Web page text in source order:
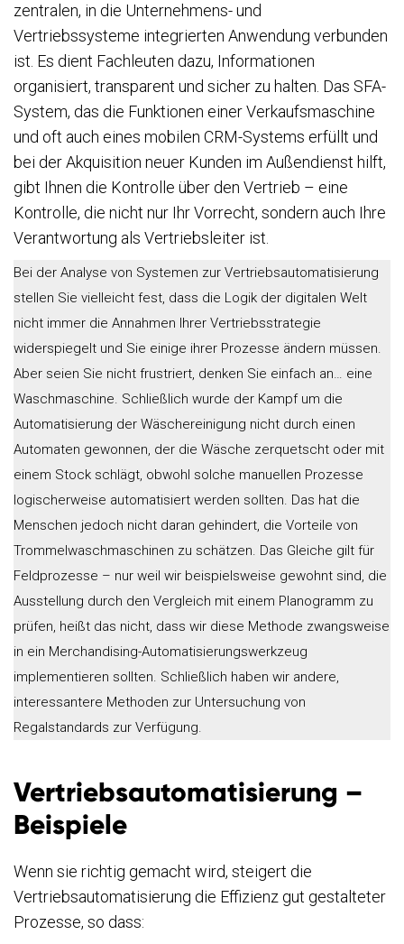
zentralen, in die Unternehmens- und
Vertriebssysteme integrierten Anwendung verbunden
ist. Es dient Fachleuten dazu, Informationen
organisiert, transparent und sicher zu halten. Das SFA-
System, das die Funktionen einer Verkaufsmaschine
und oft auch eines mobilen CRM-Systems erfüllt und
bei der Akquisition neuer Kunden im Außendienst hilft,
gibt Ihnen die Kontrolle über den Vertrieb – eine
Kontrolle, die nicht nur Ihr Vorrecht, sondern auch Ihre
Verantwortung als Vertriebsleiter ist.
Bei der Analyse von Systemen zur Vertriebsautomatisierung
stellen Sie vielleicht fest, dass die Logik der digitalen Welt
nicht immer die Annahmen Ihrer Vertriebsstrategie
widerspiegelt und Sie einige ihrer Prozesse ändern müssen.
Aber seien Sie nicht frustriert, denken Sie einfach an… eine
Waschmaschine. Schließlich wurde der Kampf um die
Automatisierung der Wäschereinigung nicht durch einen
Automaten gewonnen, der die Wäsche zerquetscht oder mit
einem Stock schlägt, obwohl solche manuellen Prozesse
logischerweise automatisiert werden sollten. Das hat die
Menschen jedoch nicht daran gehindert, die Vorteile von
Trommelwaschmaschinen zu schätzen. Das Gleiche gilt für
Feldprozesse – nur weil wir beispielsweise gewohnt sind, die
Ausstellung durch den Vergleich mit einem Planogramm zu
prüfen, heißt das nicht, dass wir diese Methode zwangsweise
in ein Merchandising-Automatisierungswerkzeug
implementieren sollten. Schließlich haben wir andere,
interessantere Methoden zur Untersuchung von
Regalstandards zur Verfügung.
Vertriebsautomatisierung –
Beispiele
Wenn sie richtig gemacht wird, steigert die
Vertriebsautomatisierung die Effizienz gut gestalteter
Prozesse, so dass: